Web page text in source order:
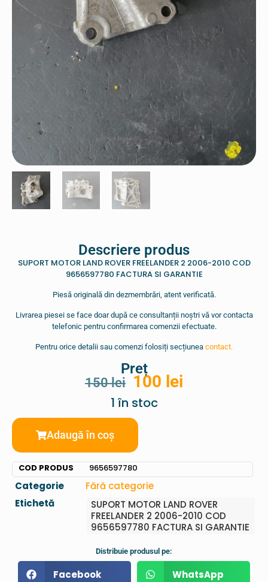
Descriere produs
SUPORT MOTOR LAND ROVER FREELANDER 2 2006-2010 COD
9656597780 FACTURA SI GARANTIE
Piesă originală din dezmembrări, atent verificată.
Livrarea piesei se face doar după ce consultanții noștri vă vor contacta
telefonic pentru confirmarea comenzii efectuate.
Pentru orice detalii sau comenzi folosiți secțiunea contact.
Preț
150lei 100 lei
1 în stoc
Adaugă în coș
COD PRODUS 9656597780
Categorie
Fără categorie
Etichetă
SUPORT MOTOR LAND ROVER
FREELANDER 2 2006-2010 COD
9656597780 FACTURA SI GARANTIE
Distribuie produsul pe:
Facebook WhatsApp